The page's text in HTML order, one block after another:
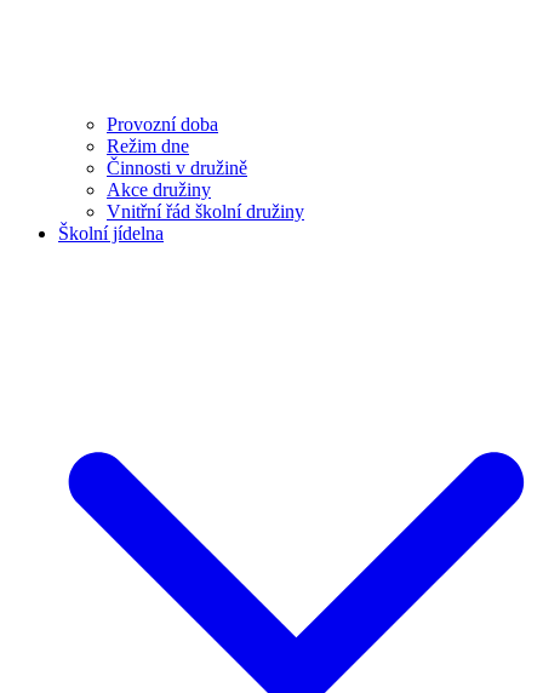
Provozní doba
Režim dne
Činnosti v družině
Akce družiny
Vnitřní řád školní družiny
Školní jídelna